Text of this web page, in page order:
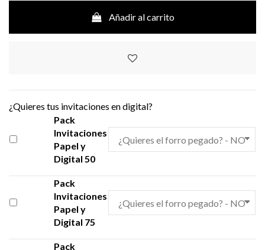
Añadir al carrito
¿Quieres tus invitaciones en digital?
Pack
Invitaciones
Papel y
Digital 50
Pack
Invitaciones
Papel y
Digital 75
Pack